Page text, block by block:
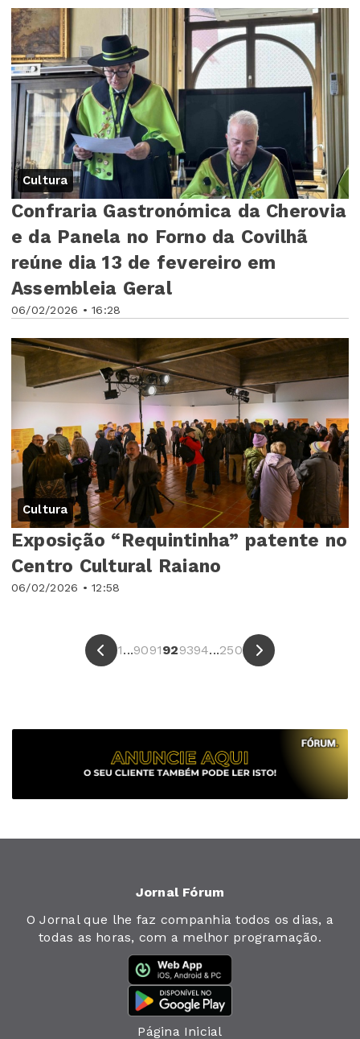
Cultura
06/02/2026 • 16:28
Confraria Gastronómica da Cherovia
e da Panela no Forno da Covilhã
reúne dia 13 de fevereiro em
Assembleia Geral
Cultura
06/02/2026 • 12:58
Exposição “Requintinha” patente no
Centro Cultural Raiano
1...9091929394...250
Jornal Fórum
O Jornal que lhe faz companhia todos os dias, a
todas as horas, com a melhor programação.
Página Inicial